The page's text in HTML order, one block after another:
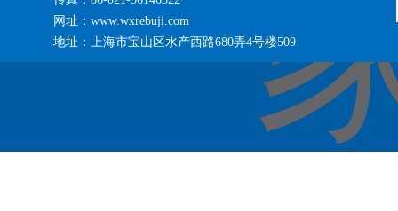
网址：www.wxrebuji.com
地址：上海市宝山区水产西路680弄4号楼509